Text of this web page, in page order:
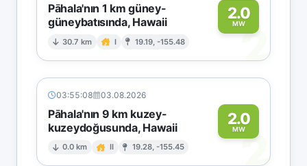
Pāhala'nın 1 km güney-
güneybatısında, Hawaii
30.7 km I 19.19, -155.48
2.0
MW2
03:55:08 03.08.2026
Pāhala'nın 9 km kuzey-
kuzeydoğusunda, Hawaii
0.0 km II 19.28, -155.45
2.0
MW2